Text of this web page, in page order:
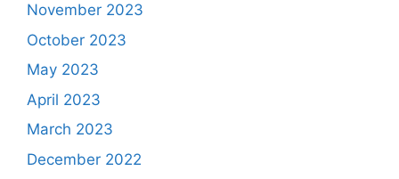
November 2023
October 2023
May 2023
April 2023
March 2023
December 2022